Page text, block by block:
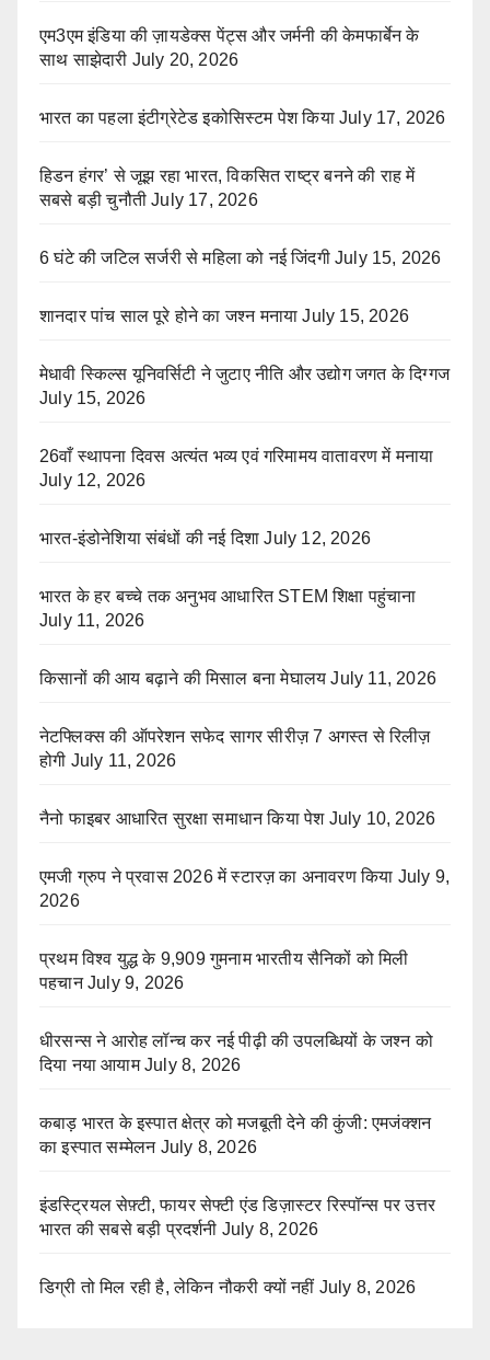
एम3एम इंडिया की ज़ायडेक्स पेंट्स और जर्मनी की केमफार्बेन के
साथ साझेदारी July 20, 2026
भारत का पहला इंटीग्रेटेड इकोसिस्टम पेश किया July 17, 2026
हिडन हंगर’ से जूझ रहा भारत, विकसित राष्ट्र बनने की राह में
सबसे बड़ी चुनौती July 17, 2026
6 घंटे की जटिल सर्जरी से महिला को नई जिंदगी July 15, 2026
शानदार पांच साल पूरे होने का जश्न मनाया July 15, 2026
मेधावी स्किल्स यूनिवर्सिटी ने जुटाए नीति और उद्योग जगत के दिग्गज
July 15, 2026
26वाँ स्थापना दिवस अत्यंत भव्य एवं गरिमामय वातावरण में मनाया
July 12, 2026
भारत-इंडोनेशिया संबंधों की नई दिशा July 12, 2026
भारत के हर बच्चे तक अनुभव आधारित STEM शिक्षा पहुंचाना
July 11, 2026
किसानों की आय बढ़ाने की मिसाल बना मेघालय July 11, 2026
नेटफ्लिक्स की ऑपरेशन सफेद सागर सीरीज़ 7 अगस्त से रिलीज़
होगी July 11, 2026
नैनो फाइबर आधारित सुरक्षा समाधान किया पेश July 10, 2026
एमजी ग्रुप ने प्रवास 2026 में स्टारज़ का अनावरण किया July 9,
2026
प्रथम विश्व युद्ध के 9,909 गुमनाम भारतीय सैनिकों को मिली
पहचान July 9, 2026
धीरसन्स ने आरोह लॉन्च कर नई पीढ़ी की उपलब्धियों के जश्न को
दिया नया आयाम July 8, 2026
कबाड़ भारत के इस्पात क्षेत्र को मजबूती देने की कुंजी: एमजंक्शन
का इस्पात सम्मेलन July 8, 2026
इंडस्ट्रियल सेफ़्टी, फायर सेफ्टी एंड डिज़ास्टर रिस्पॉन्स पर उत्तर
भारत की सबसे बड़ी प्रदर्शनी July 8, 2026
डिग्री तो मिल रही है, लेकिन नौकरी क्यों नहीं July 8, 2026